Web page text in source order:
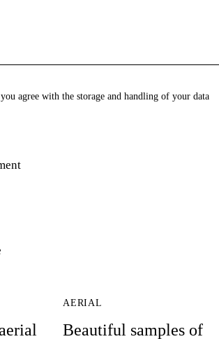
agree with the storage and handling of your data
AERIAL
Beautiful samples of